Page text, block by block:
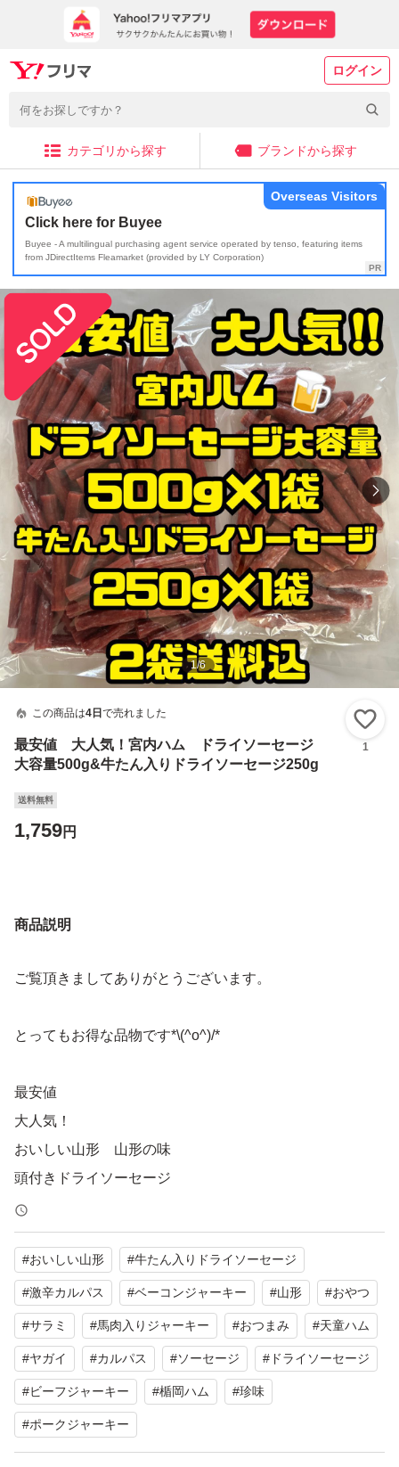
ログイン
カテゴリから探す ブランドから探す
Click here for Buyee
Buyee - A multilingual purchasing agent service operated by tenso, featuring items
from JDirectItems Fleamarket (provided by LY Corporation)
Overseas Visitors
1/6
この商品は4日 で売れました
最安値 大人気！宮内ハム ドライソーセージ
大容量500g&牛たん入りドライソーセージ250g
1
送料無料
1,759円
商品説明
ご覧頂きましてありがとうございます。
とってもお得な品物です*\(^o^)/*
最安値
大人気！
おいしい山形 山形の味
頭付きドライソーセージ
カルパス
サラミ
消費量日本一の山形県
その山形県で昭和46年創業の老舗メーカーが製造。
宮内ハム
ジューシーな味わいが特徴
素材の旨みを存分に引き立てるため
味付けは最小限！
噛めば噛むほど旨味が感じられ人気商品が沢山
#おいしい山形 #牛たん入りドライソーセージ
#激辛カルパス #ベーコンジャーキー #山形 #おやつ
#サラミ #馬肉入りジャーキー #おつまみ #天童ハム
#ヤガイ #カルパス #ソーセージ # ドライソーセージ
#ビーフジャーキー #楯岡ハム #珍味
#ポークジャーキー